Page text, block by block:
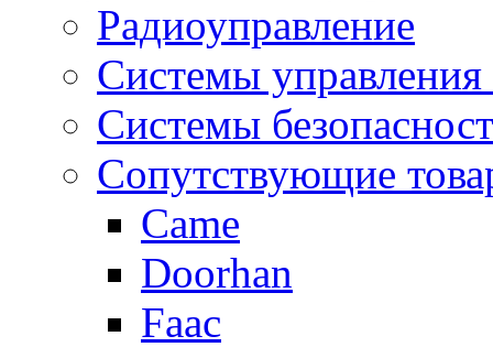
Радиоуправление
Системы
Системы
Сопутствующие
Came
Doorhan
Faac